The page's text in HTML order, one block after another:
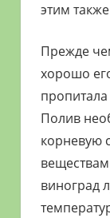
этим
Прежде
хорошо
Полив
корневую
виноград